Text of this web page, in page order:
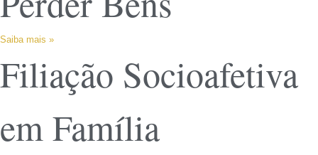
Saiba mais »
Filiação Socioafetiva
em Família